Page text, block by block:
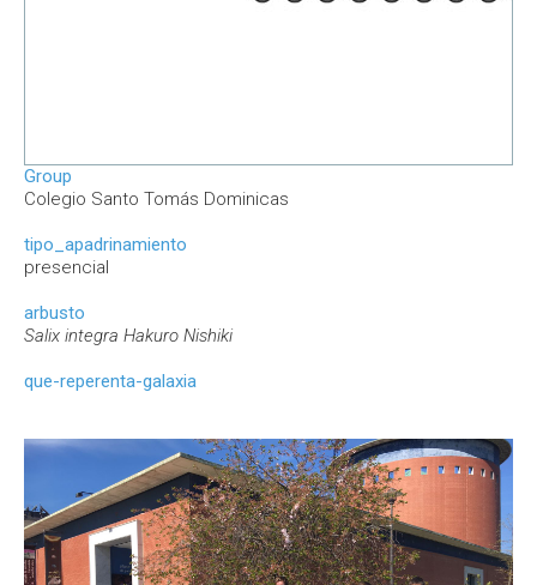
Group
Colegio Santo Tomás Dominicas
tipo_apadrinamiento
presencial
arbusto
Salix integra Hakuro Nishiki
que-reperenta-galaxia